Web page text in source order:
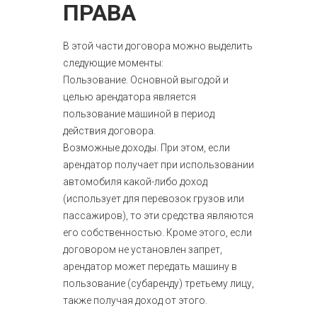
ПРАВА
В этой части договора можно выделить
следующие моменты:
Пользование. Основной выгодой и
целью арендатора является
пользование машиной в период
действия договора.
Возможные доходы. При этом, если
арендатор получает при использовании
автомобиля какой-либо доход
(использует для перевозок грузов или
пассажиров), то эти средства являются
его собственностью. Кроме этого, если
договором не установлен запрет,
арендатор может передать машину в
пользование (субаренду) третьему лицу,
также получая доход от этого.